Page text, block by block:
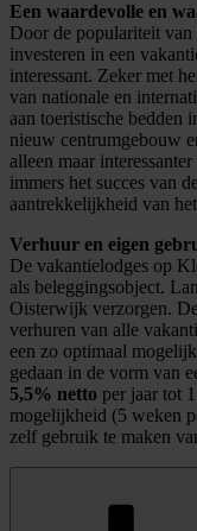
Een waardevolle en
Door de populariteit
investeren in een
interessant. Zeker met
van nationale en
aan toeristische bedden
nieuw centrumgebouw
alleen maar
immers het succes van
aantrekkelijkheid van
Verhuur en eigen
De vakantielodges op
als beleggingsobject.
Oisterwijk verzorgen.
verhuren van alle
een zo optimaal
gedaan in de vorm van
5,5% netto per jaar tot
mogelijkheid (5 weken
zelf gebruik te maken